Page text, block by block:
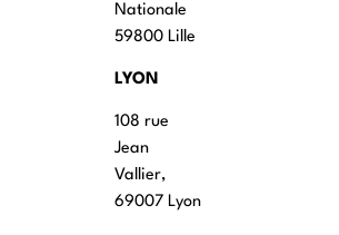
Nationale
59800 Lille
LYON
108 rue
Jean
Vallier,
69007 Lyon